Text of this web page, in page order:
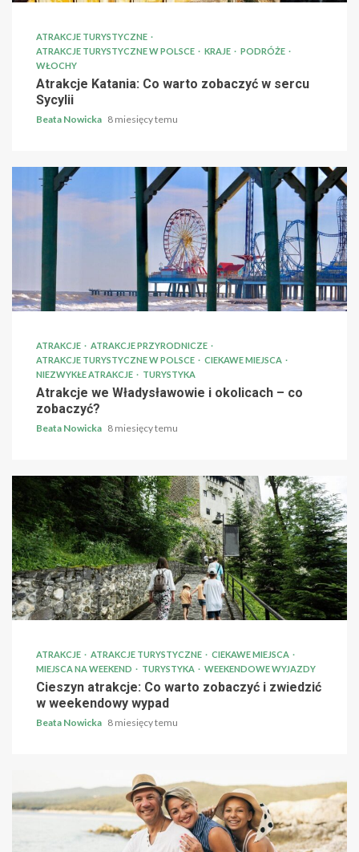
ATRAKCJE TURYSTYCZNE
ATRAKCJE TURYSTYCZNE W POLSCE
KRAJE
PODRÓŻE
WŁOCHY
Atrakcje Katania: Co warto zobaczyć w sercu
Sycylii
Beata Nowicka 8 miesięcy temu
ATRAKCJE
ATRAKCJE PRZYRODNICZE
ATRAKCJE TURYSTYCZNE W POLSCE
CIEKAWE MIEJSCA
NIEZWYKŁE ATRAKCJE
TURYSTYKA
Atrakcje we Władysławowie i okolicach – co
zobaczyć?
Beata Nowicka 8 miesięcy temu
ATRAKCJE ATRAKCJE TURYSTYCZNE
CIEKAWE MIEJSCA
MIEJSCA NA WEEKEND
TURYSTYKA WEEKENDOWE WYJAZDY
Cieszyn atrakcje: Co warto zobaczyć i zwiedzić
w weekendowy wypad
Beata Nowicka 8 miesięcy temu